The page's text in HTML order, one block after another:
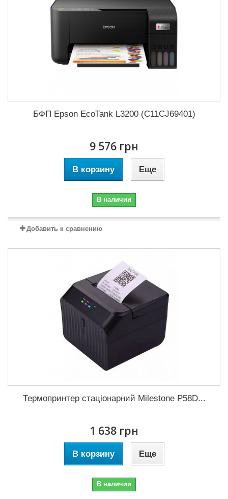
БФП Epson EcoTank L3200 (C11CJ69401)
9 576 грн
В корзину Еще
В наличии
Добавить к сравнению
Термопринтер стаціонарний Milestone P58D...
1 638 грн
В корзину Еще
В наличии